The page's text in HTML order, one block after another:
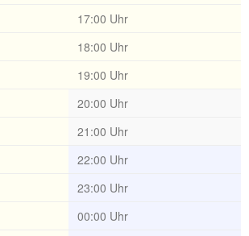
17:00 Uhr
18:00 Uhr
19:00 Uhr
20:00 Uhr
21:00 Uhr
22:00 Uhr
23:00 Uhr
00:00 Uhr